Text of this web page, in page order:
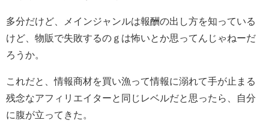
多分だけど、メインジャンルは報酬の出し方を知っている
けど、物販で失敗するのｇは怖いとか思ってんじゃねーだ
ろうか。
これだと、情報商材を買い漁って情報に溺れて手が止まる
残念なアフィリエイターと同じレベルだと思ったら、自分
に腹が立ってきた。